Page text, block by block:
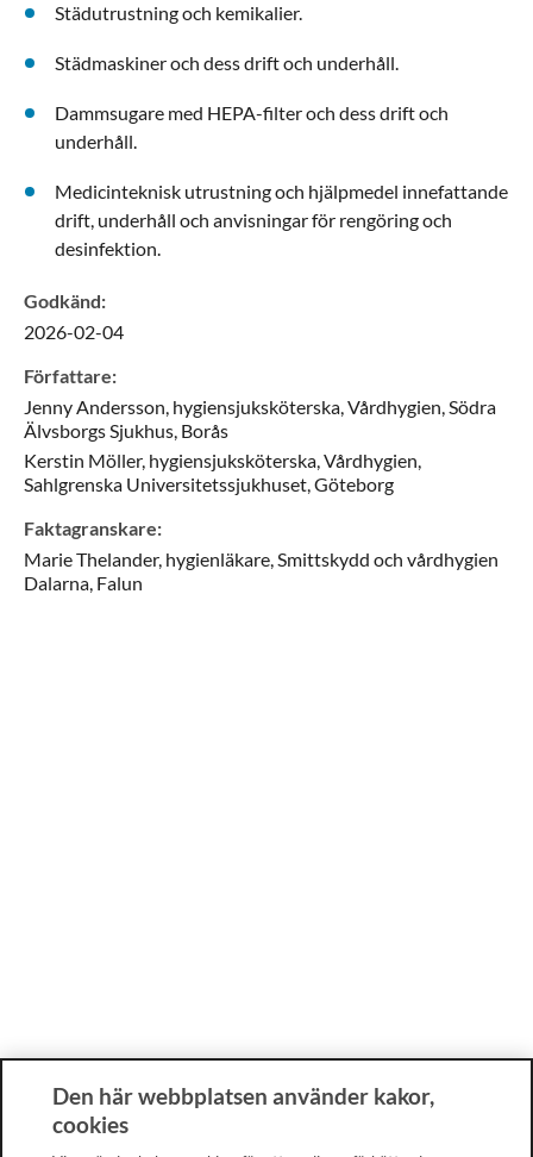
Städutrustning och kemikalier.
Städmaskiner och dess drift och underhåll.
Dammsugare med HEPA-filter och dess drift och
underhåll.
Medicinteknisk utrustning och hjälpmedel innefattande
drift, underhåll och anvisningar för rengöring och
desinfektion.
Godkänd:
2026-02-04
Författare:
JennyAndersson, hygiensjuksköterska,Vårdhygien, Södra
Älvsborgs Sjukhus, Borås
Kerstin Möller, hygiensjuksköterska,Vårdhygien,
Sahlgrenska Universitetssjukhuset,Göteborg
Faktagranskare:
MarieThelander, hygienläkare,Smittskydd och vårdhygien
Dalarna, Falun
Den här webbplatsen använder kakor,
cookies